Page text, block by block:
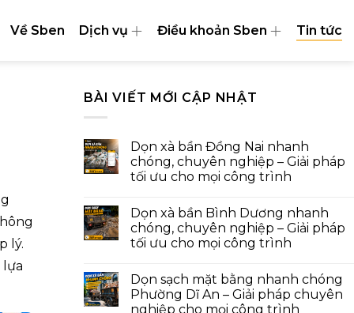
Về Sben Dịch vụ Điều khoản Sben Tin tức
lý.
BÀI VIẾT MỚI CẬP NHẬT
Dọn xà bần Đồng Nai nhanh
chóng, chuyên nghiệp – Giải pháp
tối ưu cho mọi công trình
Dọn xà bần Bình Dương nhanh
chóng, chuyên nghiệp – Giải pháp
tối ưu cho mọi công trình
Dọn sạch mặt bằng nhanh chóng
Phường Dĩ An – Giải pháp chuyên
nghiệp cho mọi công trình